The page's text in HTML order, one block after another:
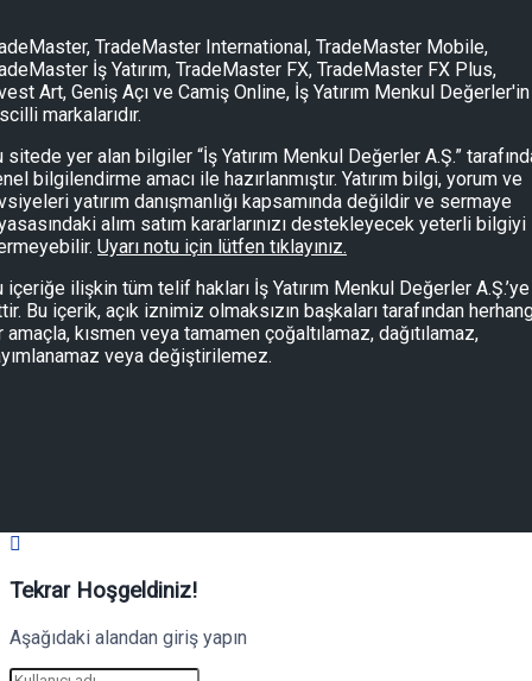
TradeMaster International, TradeMaster Mobile,
İş Yatırım, TradeMaster FX, TradeMaster FX Plus,
Art, Geniş Açı ve Camiş Online, İş Yatırım Menkul Değerler'in
markalarıdır.
sitede yer alan bilgiler “İş Yatırım Menkul Değerler A.Ş.”
bilgilendirme amacı ile hazırlanmıştır. Yatırım bilgi, yorum ve
yatırım danışmanlığı kapsamında değildir ve sermaye
alım satım kararlarınızı destekleyecek yeterli bilgiyi
Uyarı notu için lütfen tıklayınız.
içeriğe ilişkin tüm telif hakları İş Yatırım Menkul Değerler A.Ş.’ye
Bu içerik, açık iznimiz olmaksızın başkaları tarafından
amaçla, kısmen veya tamamen çoğaltılamaz, dağıtılamaz,
veya değiştirilemez.
Tekrar Hoşgeldiniz!
Aşağıdaki alandan giriş yapın